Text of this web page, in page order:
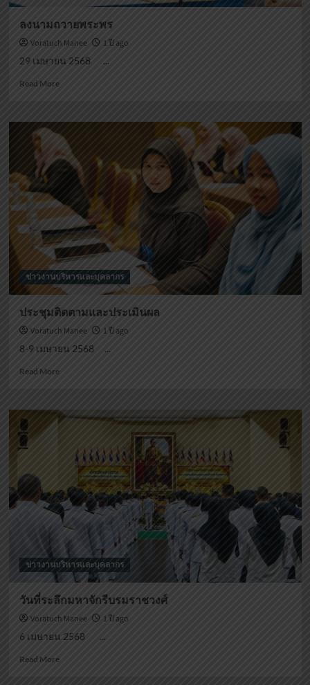
ลงนามถวายพระพร
Voratuch Manee
1 ปี ago
29 เมษายน 2568 ...
Read MoreRead
ลง
นาม
ถวาย
พระพร
ข่าวงานบริหารและบุคลากร
ประชุมติดตามและประเมินผล
Voratuch Manee
1 ปี ago
8-9 เมษายน 2568 ...
Read MoreRead
ประชุม
ติดตาม
ประเมิน
ข่าวงานบริหารและบุคลากร
วันที่ระลึกมหาจักรีบรมราชวงศ์
Voratuch Manee
1 ปี ago
6 เมษายน 2568 ...
Read MoreRead